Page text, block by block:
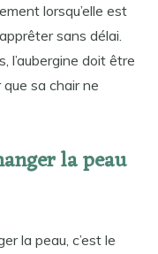
lorsqu’elle est
sans délai.
l’aubergine doit être
sa chair ne
la peau
la peau, c’est le